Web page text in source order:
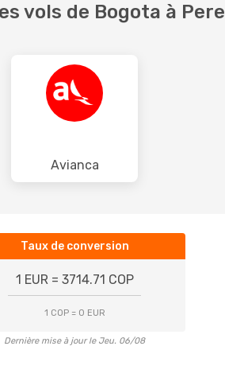
vols de Bogota à
Avianca
Taux de conversion
1 EUR = 3714.71 COP
1 COP = 0 EUR
Dernière mise à jour le Jeu. 06/08